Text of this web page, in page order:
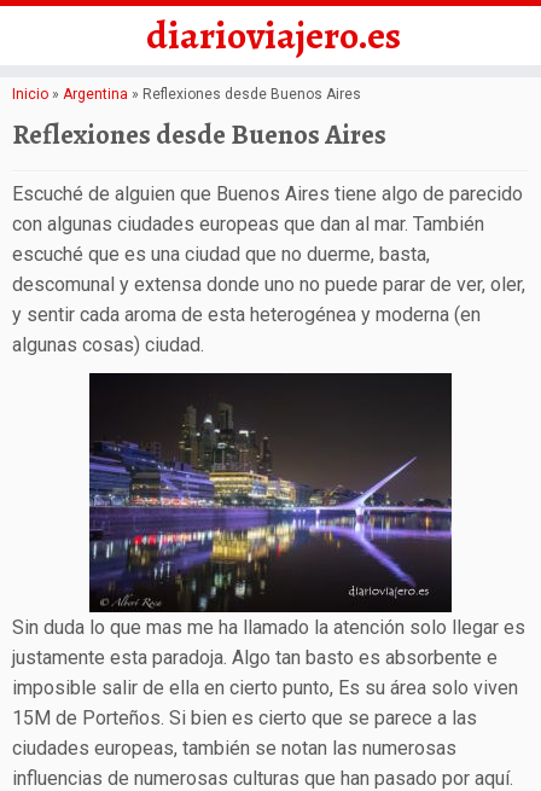
Saltar
al
diarioviajero.es
Inicio » Argentina » Reflexiones desde Buenos Aires
Reflexiones desde Buenos Aires
Escuché de alguien que Buenos Aires tiene algo de parecido
con algunas ciudades europeas que dan al mar. También
escuché que es una ciudad que no duerme, basta,
descomunal y extensa donde uno no puede parar de ver, oler,
y sentir cada aroma de esta heterogénea y moderna (en
algunas cosas) ciudad.
Sin duda lo que mas me ha llamado la atención solo llegar es
justamente esta paradoja. Algo tan basto es absorbente e
imposible salir de ella en cierto punto, Es su área solo viven
15M de Porteños. Si bien es cierto que se parece a las
ciudades europeas, también se notan las numerosas
influencias de numerosas culturas que han pasado por aquí.